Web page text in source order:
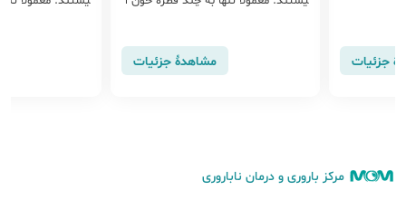
جزئیات مشاهدهٔ جزئیات
مرکز باروری و درمان ناباروری